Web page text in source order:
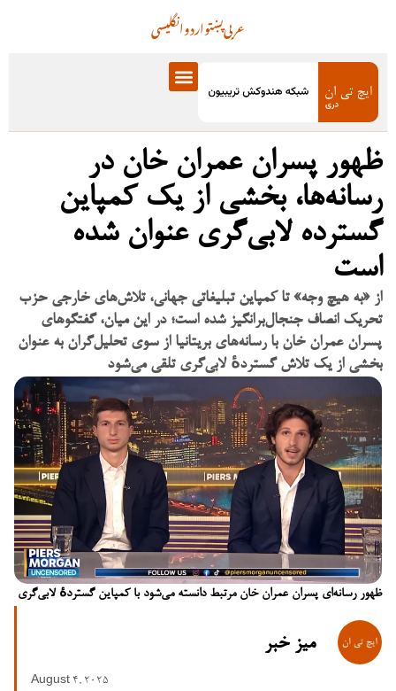
انگلیسیاردوپښتوعربی
ظهور پسران عمران خان در
رسانه‌ها، بخشی از یک کمپاین
گسترده لابی‌گری عنوان شده
است
از «به هیچ وجه» تا کمپاین تبلیغاتی جهانی، تلاش‌های خارجی حزب
تحریک انصاف جنجال‌برانگیز شده است؛ در این میان، گفتگوهای
پسران عمران خان با رسانه‌های بریتانیا از سوی تحلیل‌گران به عنوان
بخشی از یک تلاش گستردهٔ لابی‌گری تلقی می‌شود
ظهور رسانه‌ای پسران عمران خان مرتبط دانسته می‌شود با کمپاین گستردهٔ لابی‌گری
میز خبر
August 4, 2025